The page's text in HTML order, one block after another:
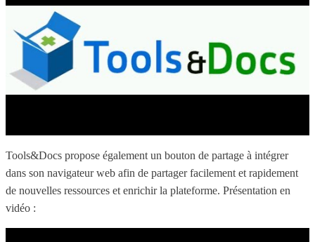
Tools&Docs propose également un bouton de partage à intégrer
dans son navigateur web afin de partager facilement et rapidement
de nouvelles ressources et enrichir la plateforme. Présentation en
vidéo :